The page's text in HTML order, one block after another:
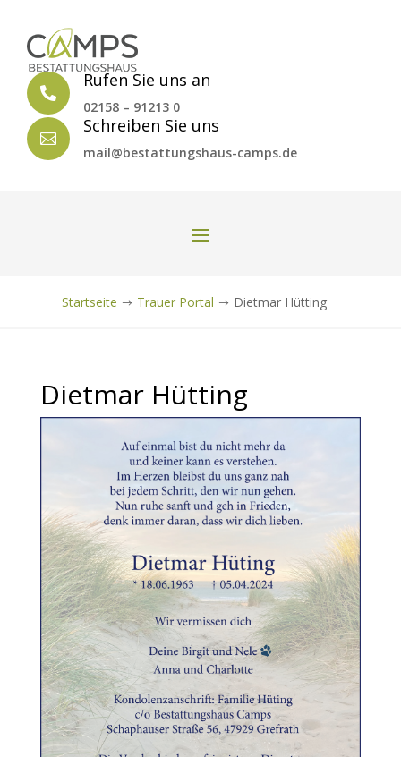

Rufen Sie uns an
02158 – 91213 0

Schreiben Sie uns
mail@bestattungshaus-camps.de
Startseite $ Trauer Portal $ Dietmar Hütting
Dietmar Hütting